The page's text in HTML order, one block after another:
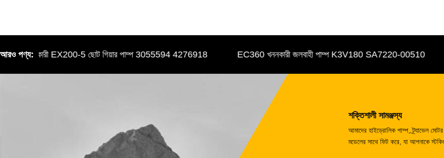
আরও পণ্য:
খননকারী EX200-5 ছোট গিয়ার পাম্প 3055594 4276918 EC360 খননকারী জলবাহী পাম্প K3V180 SA7220-00510
শক্তিশালী সামঞ্জস্য
আমাদের হাইড্রোলিক পাম্প, ট্র্যাভেল
মডেলের সাথে ফিট করে, যা আপনাকে